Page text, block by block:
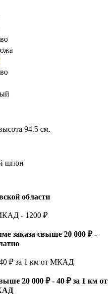
94.5 см.
шпон
области
- 1200 ₽
заказа свыше 20 000 ₽ -
₽ за 1 км от МКАД
20 000 ₽ - 40 ₽ за 1 км от